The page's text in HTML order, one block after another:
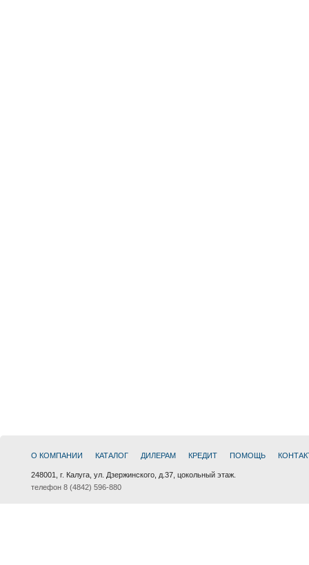
О КОМПАНИИ КАТАЛОГ ДИЛЕРАМ КРЕДИТ ПОМОЩЬ
248001, г. Калуга, ул. Дзержинского, д.37, цокольный этаж.
телефон 8 (4842) 596-880